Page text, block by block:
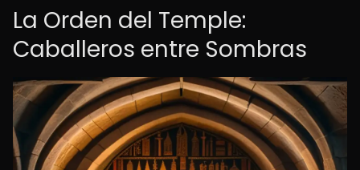
La Orden del Temple:
Caballeros entre Sombras